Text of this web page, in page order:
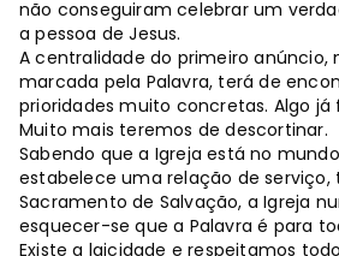
não conseguiram celebrar um
a pessoa de Jesus.
A centralidade do primeiro anúncio,
marcada pela Palavra, terá de
prioridades muito concretas. Algo já
Muito mais teremos de descortinar.
Sabendo que a Igreja está no
estabelece uma relação de serviço,
Sacramento de Salvação, a Igreja
esquecer-se que a Palavra é para
Existe a laicidade e respeitamos